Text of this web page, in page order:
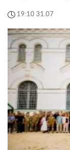
19:10 31.07